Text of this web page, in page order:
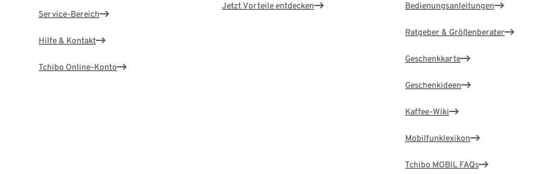
Service-Bereich
Hilfe & Kontakt
Tchibo Online-Konto
Jetzt Vorteile entdecken Bedienungsanleitungen
Ratgeber & Größenberater
Geschenkkarte
Geschenkideen
Kaffee-Wiki
Mobilfunklexikon
Tchibo MOBIL FAQs